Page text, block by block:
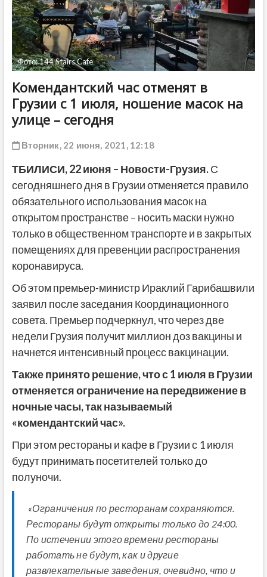
Фото: 144 Stairs Cafe
Комендантский час отменят в
Грузии с 1 июля, ношение масок на
улице – сегодня
Вторник, 22 июня, 2021, 12:18
ТБИЛИСИ,22 июня – Новости-Грузия.С
сегодняшнего дня в Грузии отменяется правило
обязательного использования масок на
открытом пространстве – носить маски нужно
только в общественном транспорте и в закрытых
помещениях для превенции распространения
коронавируса.
Об этом премьер-министр Ираклий Гарибашвили
заявил после заседания Координационного
совета. Премьер подчеркнул, что через две
недели Грузия получит миллион доз вакцины и
начнется интенсивный процесс вакцинации.
Также принято решение, что с 1 июля в Грузии
отменяется ограничение на передвижение в
ночные часы, так называемый
«комендантский час».
При этом рестораны и кафе в Грузии с 1 июля
будут принимать посетителей только до
полуночи.
«Ограничения по ресторанам сохраняются.
Рестораны будут открыты только до 24:00.
По истечении этого времени рестораны
работать не будут, как и другие
развлекательные заведения, очевидно, что и